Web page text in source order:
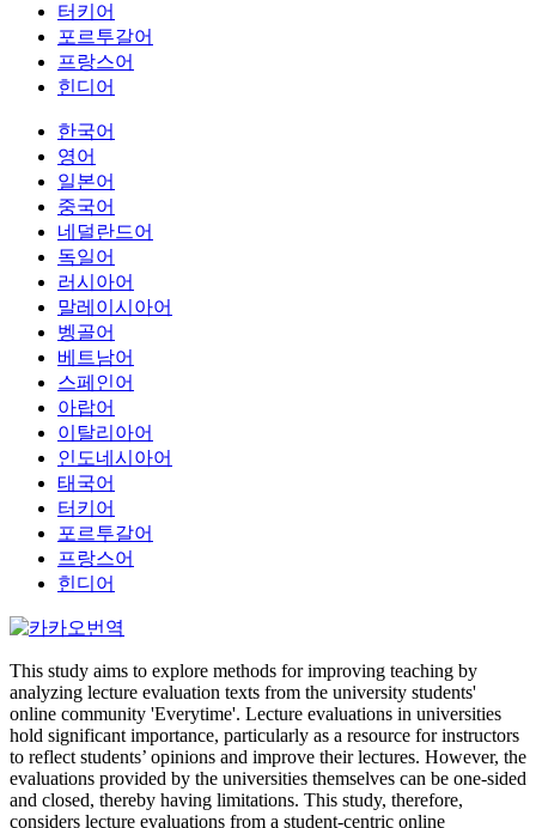
터키어
포르투갈어
프랑스어
힌디어
한국어
영어
일본어
중국어
네덜란드어
독일어
러시아어
말레이시아어
벵골어
베트남어
스페인어
아랍어
이탈리아어
인도네시아어
태국어
터키어
포르투갈어
프랑스어
힌디어
This study aims to explore methods for improving teaching by
analyzing lecture evaluation texts from the university students'
online community 'Everytime'. Lecture evaluations in universities
hold significant importance, particularly as a resource for instructors
to reflect students’ opinions and improve their lectures. However, the
evaluations provided by the universities themselves can be one-sided
and closed, thereby having limitations. This study, therefore,
considers lecture evaluations from a student-centric online